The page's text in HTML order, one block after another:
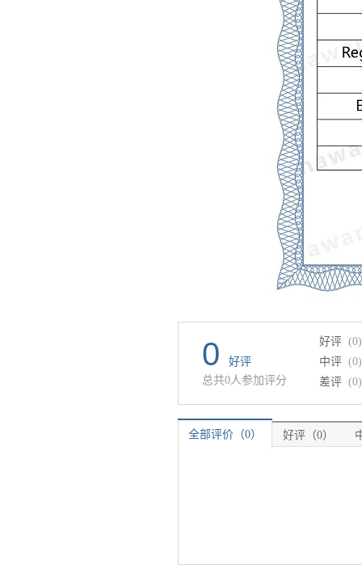
0
好评
总共0人参加评分
好评 (0)
中评 (0)
差评 (0)
全部评价（0） 好评（0）